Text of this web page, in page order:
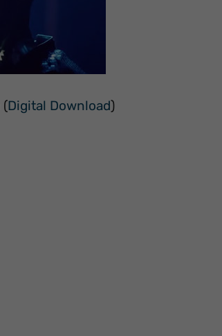
(Digital Download)